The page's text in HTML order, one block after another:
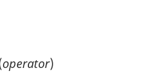
operator)